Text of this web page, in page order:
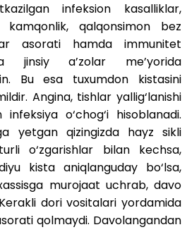
infeksion kasalliklar,
kamqonlik, qalqonsimon bez
asorati hamda immunitet
jinsiy a’zolar me’yorida
Bu esa tuxumdon kistasini
Angina, tishlar yallig‘lanishi
o‘chog‘i hisoblanadi.
yetgan qizingizda hayz sikli
o‘zgarishlar bilan kechsa,
kista aniqlanguday bo‘lsa,
murojaat uchrab, davo
dori vositalari yordamida
qolmaydi. Davolangandan